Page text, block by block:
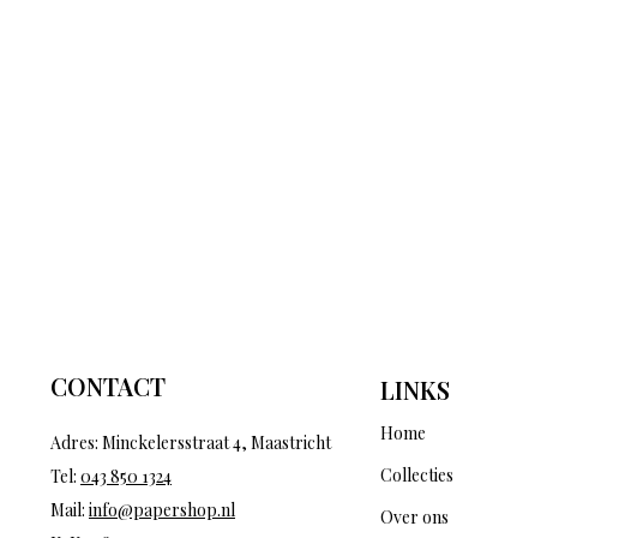
CONTACT
Adres: Minckelersstraat 4, Maastricht
Tel: 043 850 1324
Mail: info@papershop.nl
LINKS
Home
Collecties
Over ons